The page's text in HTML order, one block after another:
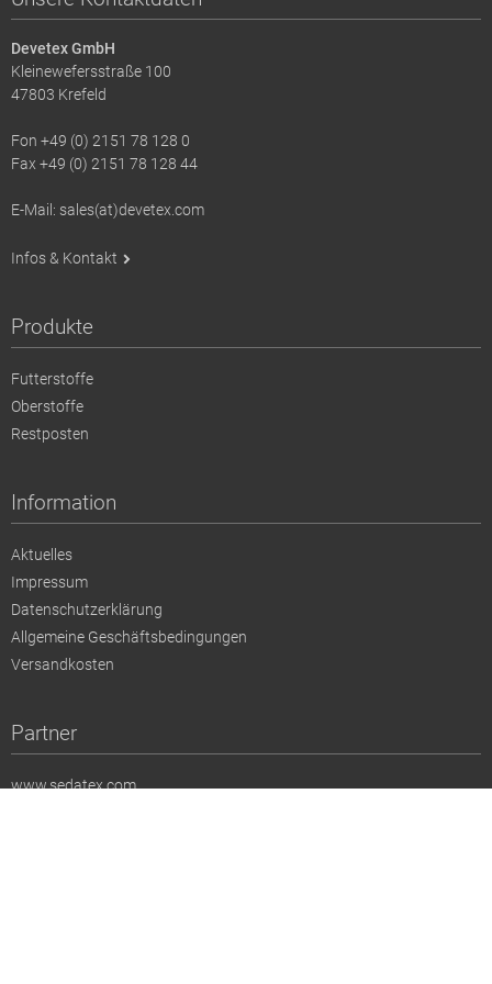
Devetex GmbH
Kleinewefersstraße 100
47803 Krefeld
Fon +49 (0) 2151 78 128 0
Fax +49 (0) 2151 78 128 44
E-Mail: sales(at)devetex.com
Infos & Kontakt
Produkte
Futterstoffe
Oberstoffe
Restposten
Information
Aktuelles
Impressum
Datenschutzerklärung
Allgemeine Geschäftsbedingungen
Versandkosten
Partner
www.sedatex.com